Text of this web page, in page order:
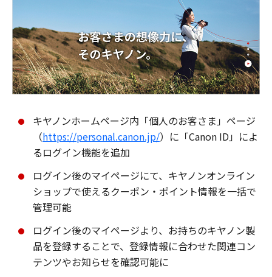
キヤノンホームページ内「個人のお客さま」ページ
（https://personal.canon.jp/）に「Canon ID」によ
るログイン機能を追加
ログイン後のマイページにて、キヤノンオンライン
ショップで使えるクーポン・ポイント情報を一括で
管理可能
ログイン後のマイページより、お持ちのキヤノン製
品を登録することで、登録情報に合わせた関連コン
テンツやお知らせを確認可能に